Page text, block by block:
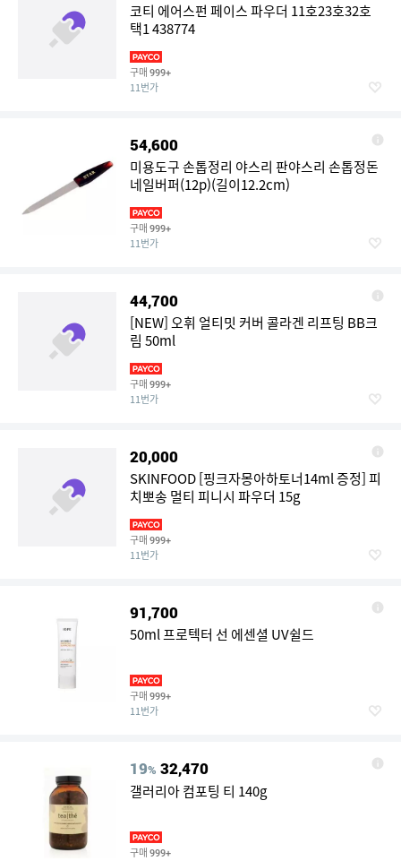
코티 에어스펀 페이스 파우더 11호23호32호
택1 438774
구매 999+
11번가
54,600
미용도구 손톱정리 야스리 판야스리 손톱정돈
네일버퍼(12p)(길이12.2cm)
구매 999+
11번가
44,700
[NEW] 오휘 얼티밋 커버 콜라겐 리프팅 BB크
림 50ml
구매 999+
11번가
20,000
SKINFOOD [핑크자몽아하토너14ml 증정] 피
치뽀송 멀티 피니시 파우더 15g
구매 999+
11번가
91,700
50ml 프로텍터 선 에센셜 UV쉴드
구매 999+
11번가
19% 32,470
갤러리아 컴포팅 티 140g
구매 999+